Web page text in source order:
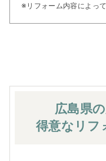
ぜひ、あなたの大切
※リフォーム内容によっ
広島県
得意なリフ